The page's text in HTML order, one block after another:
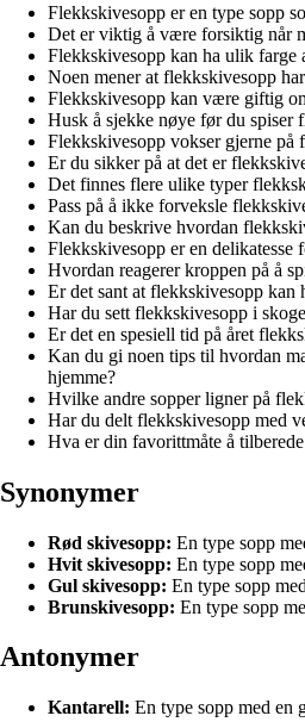
Flekkskivesopp er en type sopp
Det er viktig å være forsiktig når
Flekkskivesopp kan ha ulik farge
Noen mener at flekkskivesopp
Flekkskivesopp kan være giftig
Husk å sjekke nøye før du spiser
Flekkskivesopp vokser gjerne på
Er du sikker på at det er
Det finnes flere ulike typer
Pass på å ikke forveksle
Kan du beskrive hvordan
Flekkskivesopp er en delikatesse
Hvordan reagerer kroppen på å
Er det sant at flekkskivesopp kan
Har du sett flekkskivesopp i
Er det en spesiell tid på året
Kan du gi noen tips til hvordan
hjemme?
Hvilke andre sopper ligner på
Har du delt flekkskivesopp med
Hva er din favorittmåte å
Synonymer
Rød skivesopp: En type sopp
Hvit skivesopp: En type sopp
Gul skivesopp: En type sopp
Brunskivesopp: En type sopp
Antonymer
Kantarell: En type sopp med en